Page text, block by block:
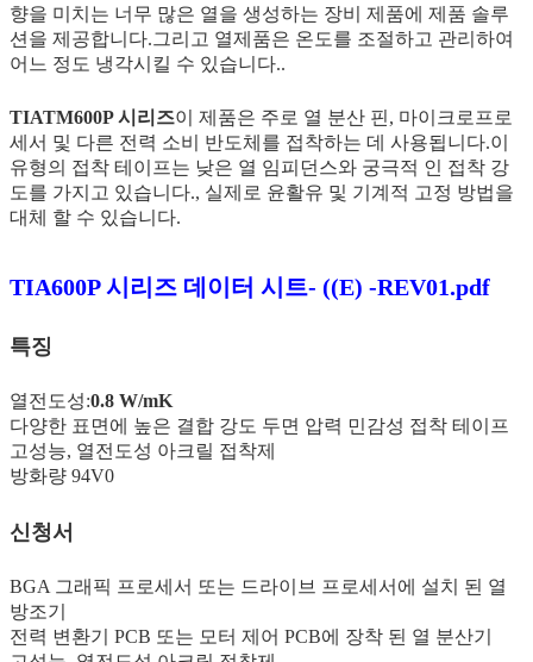
향을 미치는 너무 많은 열을 생성하는 장비 제품에 제품 솔루
션을 제공합니다.그리고 열제품은 온도를 조절하고 관리하여
어느 정도 냉각시킬 수 있습니다..
TIATM600P 시리즈이 제품은 주로 열 분산 핀, 마이크로프로
세서 및 다른 전력 소비 반도체를 접착하는 데 사용됩니다.이
유형의 접착 테이프는 낮은 열 임피던스와 궁극적 인 접착 강
도를 가지고 있습니다., 실제로 윤활유 및 기계적 고정 방법을
대체 할 수 있습니다.
TIA600P 시리즈 데이터 시트- ((E) -REV01.pdf
특징
열전도성:0.8 W/mK
다양한 표면에 높은 결합 강도 두면 압력 민감성 접착 테이프
고성능, 열전도성 아크릴 접착제
방화량 94V0
신청서
BGA 그래픽 프로세서 또는 드라이브 프로세서에 설치 된 열
방조기
전력 변환기 PCB 또는 모터 제어 PCB에 장착 된 열 분산기